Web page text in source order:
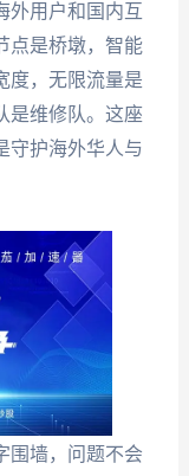
外用户和国内互
点是桥墩，智能
度，无限流量是
是维修队。这座
守护海外华人与
围墙，问题不会